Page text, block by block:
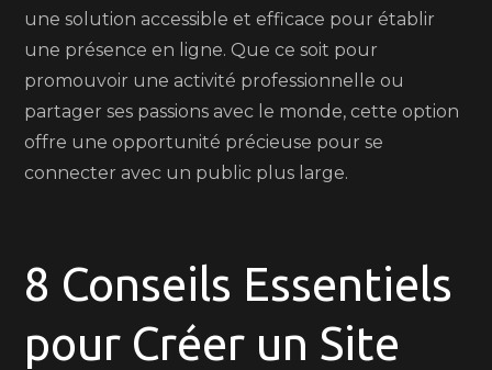
une solution accessible et efficace pour établir
une présence en ligne. Que ce soit pour
promouvoir une activité professionnelle ou
partager ses passions avec le monde, cette option
offre une opportunité précieuse pour se
connecter avec un public plus large.
8 Conseils Essentiels
pour Créer un Site